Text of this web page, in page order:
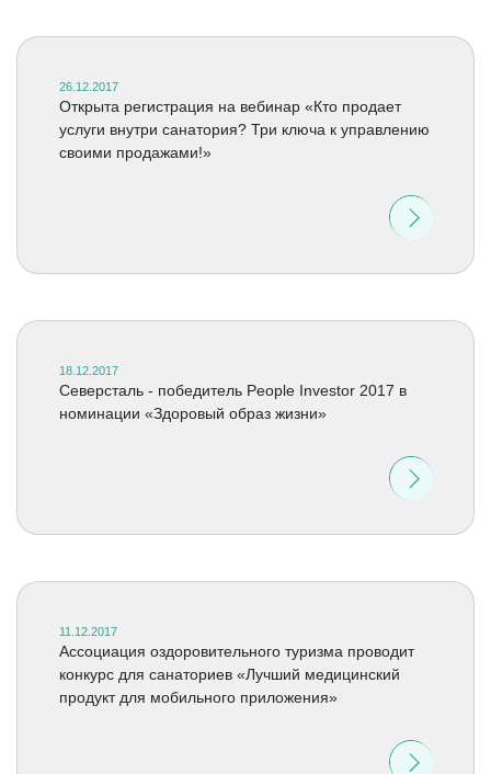
26.12.2017
Открыта регистрация на вебинар «Кто продает
услуги внутри санатория? Три ключа к управлению
своими продажами!»
18.12.2017
Северсталь - победитель People Investor 2017 в
номинации «Здоровый образ жизни»
11.12.2017
Ассоциация оздоровительного туризма проводит
конкурс для санаториев «Лучший медицинский
продукт для мобильного приложения»